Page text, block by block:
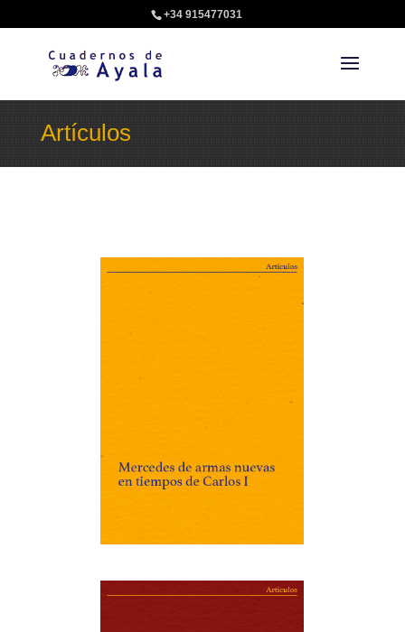
+34 915477031
Artículos